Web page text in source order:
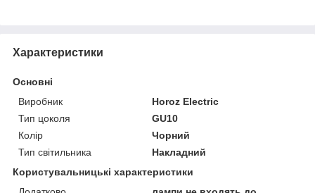
Характеристики
Основні
Виробник
Horoz Electric
Тип цоколя
GU10
Колір
Чорний
Тип світильника
Накладний
Користувальницькі характеристики